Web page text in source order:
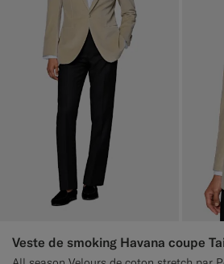
Veste de smoking Havana coupe